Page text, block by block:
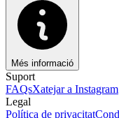
Més informació
Suport
FAQsXatejar a Instagram
Legal
Política de privacitat